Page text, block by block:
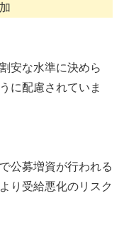
安な水準に決めら
に配慮されていま
公募増資が行われる
り受給悪化のリスク